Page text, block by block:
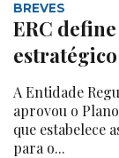
BREVES
ERC
A Entidade
aprovou o
que estabelece
para o...